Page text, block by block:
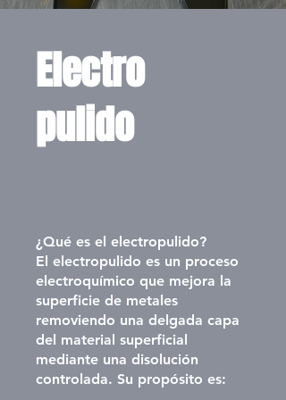
Electro
pulido
¿Qué es el electropulido?
El electropulido es un proceso
electroquímico que mejora la
superficie de metales
removiendo una delgada capa
del material superficial
mediante una disolución
controlada. Su propósito es: